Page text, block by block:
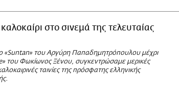
στο σινεμά της τελευταίας
«Suntan» του Αργύρη Παπαδημητρόπουλου μέχρι
του Φωκίωνος Ξένου, συγκεντρώσαμε μερικές
ταινίες της πρόσφατης ελληνικής